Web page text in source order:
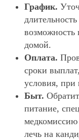
График.
возможность
домой.
Оплата.
сроки
условия, при
Быт.
питание,
медкомиссию
лечь на